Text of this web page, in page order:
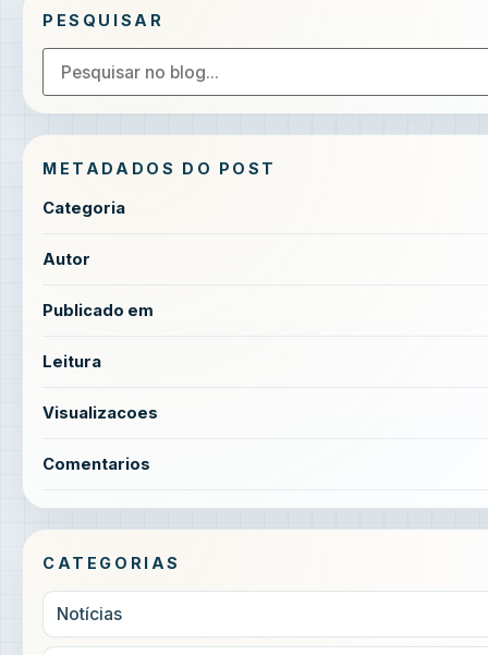
PESQUISAR
METADADOS DO POST
Categoria
Autor
Publicado em
Leitura
Visualizacoes
Comentarios
CATEGORIAS
Notícias